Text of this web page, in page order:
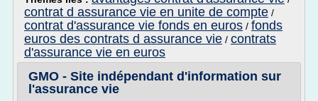
contrat d assurance vie en unite de compte /
contrat d'assurance vie fonds en euros / fonds
euros des contrats d assurance vie / contrats
d'assurance vie en euros
GMO - Site indépendant d'information sur
l'assurance vie